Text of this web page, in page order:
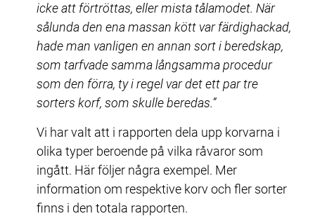
icke att förtröttas, eller mista tålamodet. När
sålunda den ena massan kött var färdighackad,
hade man vanligen en annan sort i beredskap,
som tarfvade samma långsamma procedur
som den förra, ty i regel var det ett par tre
sorters korf, som skulle beredas.”
Vi har valt att i rapporten dela upp korvarna i
olika typer beroende på vilka råvaror som
ingått. Här följer några exempel. Mer
information om respektive korv och fler sorter
finns i den totala rapporten.